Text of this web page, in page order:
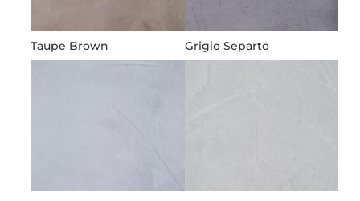
Taupe Brown Grigio Separto